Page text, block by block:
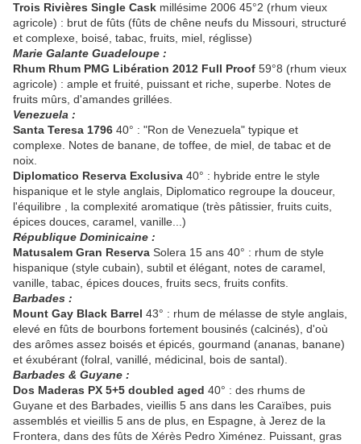
Trois Rivières Single Cask millésime 2006 45°2 (rhum vieux
agricole) : brut de fûts (fûts de chêne neufs du Missouri, structuré
et complexe, boisé, tabac, fruits, miel, réglisse)
Marie Galante Guadeloupe :
Rhum Rhum PMG Libération 2012 Full Proof 59°8 (rhum vieux
agricole) : ample et fruité, puissant et riche, superbe. Notes de
fruits mûrs, d'amandes grillées.
Venezuela :
Santa Teresa 1796 40° : "Ron de Venezuela" typique et
complexe. Notes de banane, de toffee, de miel, de tabac et de
noix.
Diplomatico Reserva Exclusiva 40° : hybride entre le style
hispanique et le style anglais, Diplomatico regroupe la douceur,
l'équilibre , la complexité aromatique (très pâtissier, fruits cuits,
épices douces, caramel, vanille...)
République Dominicaine :
Matusalem Gran Reserva Solera 15 ans 40° : rhum de style
hispanique (style cubain), subtil et élégant, notes de caramel,
vanille, tabac, épices douces, fruits secs, fruits confits.
Barbades :
Mount Gay Black Barrel 43° : rhum de mélasse de style anglais,
elevé en fûts de bourbons fortement bousinés (calcinés), d'où
des arômes assez boisés et épicés, gourmand (ananas, banane)
et éxubérant (folral, vanillé, médicinal, bois de santal).
Barbades & Guyane :
Dos Maderas PX 5+5 doubled aged 40° : des rhums de
Guyane et des Barbades, vieillis 5 ans dans les Caraïbes, puis
assemblés et vieillis 5 ans de plus, en Espagne, à Jerez de la
Frontera, dans des fûts de Xérès Pedro Ximénez. Puissant, gras